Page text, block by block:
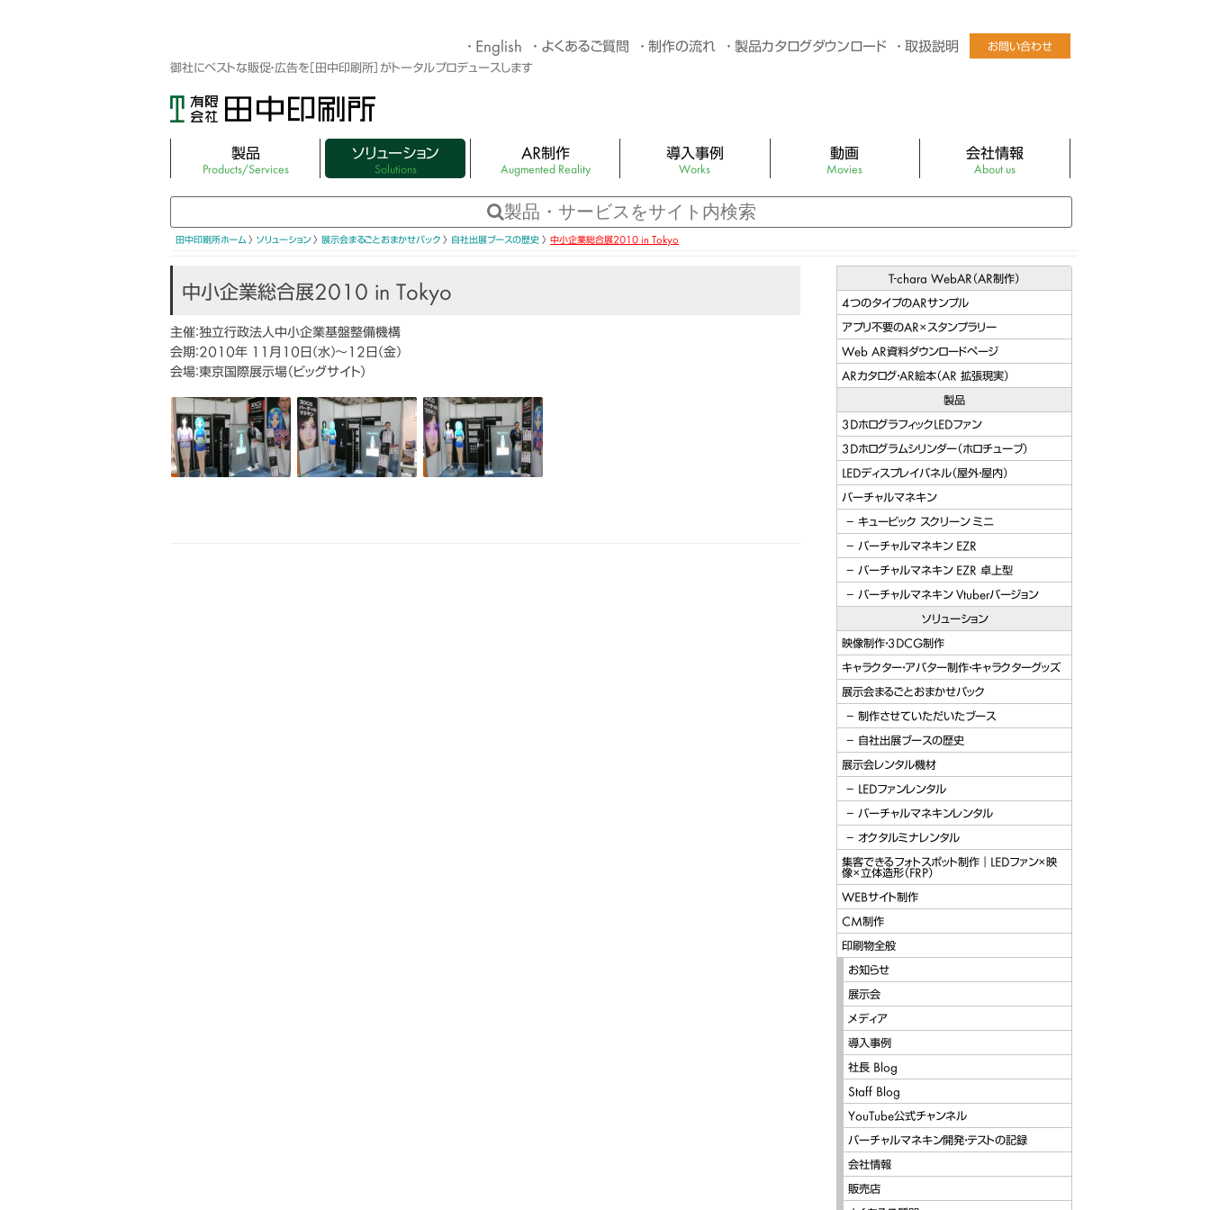
English よくあるご質問 制作の流れ 製品カタログダウンロード 取扱説明
お問い合わせ
御社にベストな販促・広告を［田中印刷所］がトータルプロデュースします
製品
Products/Services
3DホログラフィックLEDファン
3Dホログラムシリンダー
Vtuber×ミラーサイネージ
バーチャルマネキン EZR
バーチャルマネキン EZR 卓上型
バーチャルマネキン Vtuberバージョ
ン
ソリューション
Solutions
映像制作・3DCG制作
キャラクター・アバター制作・キャラク
集客できるフォトスポット制作
WEBサイト制作
展示会まるごとおまかせパック
展示会レンタル機材
CM制作
印刷物全般
AR制作
Augmented Reality
4つのタイプのARサンプル
アプリ不要のAR×スタンプラリー
導入事例
Works
動画
Movies
YouTube公式チャンネル
バーチャルマネキンEZR
バーチャルマネキンEZR卓上型
キュービック スクリーン ミニ
Vtuberバージョン
キュービック スクリーン
会社情報
About us
社長あいさつ
アクセス
バーチャルマネキン販売店
田中印刷所ホーム〉 ソリューション〉 展示会まるごとおまかせパック 〉 自社出展ブースの歴史 〉 中小企業総合展2010 in Tokyo
中小企業総合展2010 in Tokyo
主催：独立行政法人中小企業基盤整備機構
会期：2010年 11月10日(水)〜12日(金)
会場：東京国際展示場（ビッグサイト）
T-chara WebAR（AR制作）
4つのタイプのARサンプル
アプリ不要のAR×スタンプラリー
Web AR資料ダウンロードページ
ARカタログ・AR絵本（AR 拡張現実）
製品
3DホログラフィックLEDファン
3Dホログラムシリンダー（ホロチューブ）
LEDディスプレイパネル（屋外・屋内）
バーチャルマネキン
キュービック スクリーン ミニ
バーチャルマネキン EZR
バーチャルマネキン EZR 卓上型
バーチャルマネキン Vtuberバージョン
ソリューション
映像制作・3DCG制作
キャラクター・アバター制作・キャラクターグッズ
展示会まるごとおまかせパック
制作させていただいたブース
自社出展ブースの歴史
展示会レンタル機材
LEDファンレンタル
バーチャルマネキンレンタル
オクタルミナレンタル
集客できるフォトスポット制作｜LEDファン×映
像×立体造形（FRP）
WEBサイト制作
CM制作
印刷物全般
お知らせ
展示会
メディア
導入事例
社長 Blog
Staff Blog
YouTube公式チャンネル
バーチャルマネキン開発・テストの記録
会社情報
販売店